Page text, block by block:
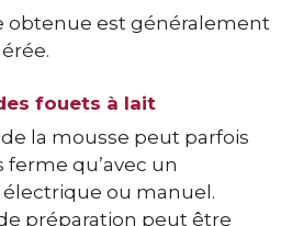
obtenue est généralement
fouets à lait
la mousse peut parfois
qu’avec un
ou manuel.
préparation peut être